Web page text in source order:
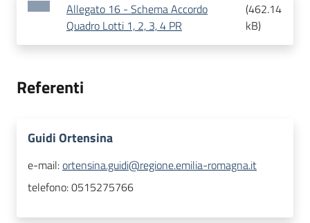
Allegato 16 - Schema Accordo
Quadro Lotti 1, 2, 3, 4 PR
(462.14
kB)
Referenti
Guidi Ortensina
e-mail:ortensina.guidi@regione.emilia-romagna.it
telefono:0515275766